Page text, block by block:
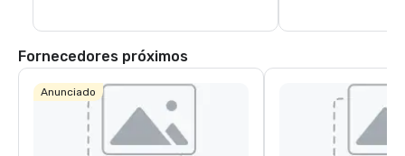
Fornecedores próximos
Anunciado